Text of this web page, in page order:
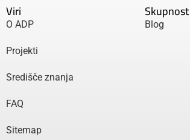
Viri
O ADP
Projekti
Središče znanja
FAQ
Sitemap
Skupnost
Blog